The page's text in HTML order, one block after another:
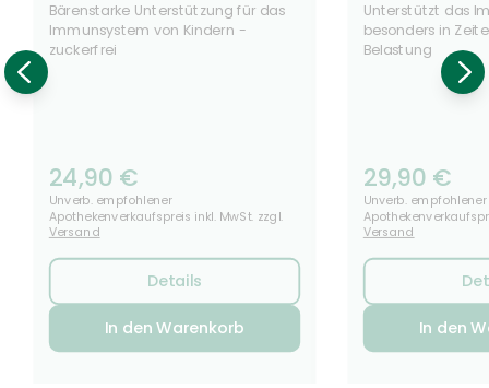
Bärenstarke Unterstützung für das
Immunsystem von Kindern -
zuckerfrei
24,90 €
Unverb. empfohlener
Apothekenverkaufspreis inkl. MwSt. zzgl.
Versand
Details
In den Warenkorb
Unterstützt das
besonders in
Belastung
29,90 €
Unverb. empfohlener
Versand
In den